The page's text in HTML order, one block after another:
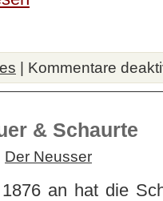
| Kommentare
& Schaurte
Der Neusser
an hat die